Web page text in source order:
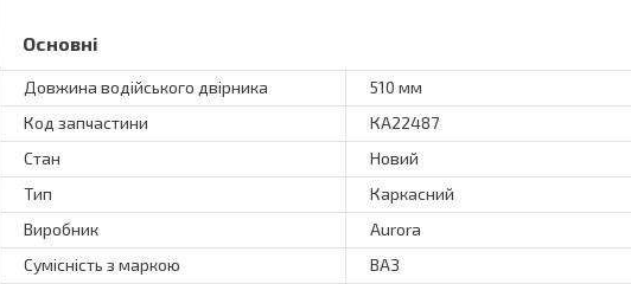
Основні
Довжина водійського двірника
510 мм
Код запчастини
КА22487
Стан
Новий
Тип
Каркасний
Виробник
Aurora
Сумісність з маркою
ВАЗ